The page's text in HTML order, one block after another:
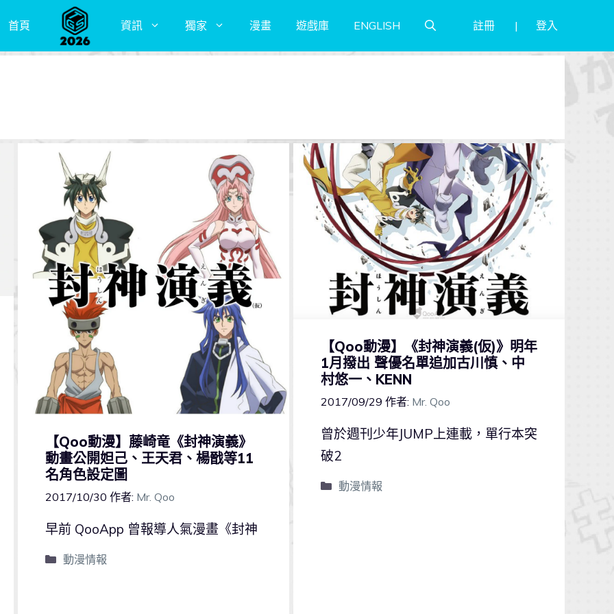
首頁 資訊 獨家 漫畫 遊戲庫 ENGLISH 註冊 登入
【Qoo動漫】藤崎竜《封神演義》
動畫公開妲己、王天君、楊戩等11
名角色設定圖
2017/10/30 作者: Mr. Qoo
早前 QooApp 曾報導人氣漫畫《封神
動漫情報
【Qoo動漫】《封神演義(仮)》明年
1月撥出 聲優名單追加古川慎、中
村悠一、KENN
2017/09/29 作者: Mr. Qoo
曾於週刊少年JUMP上連載，單行本突
破2
動漫情報